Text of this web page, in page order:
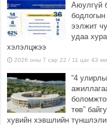
Аюулгүй
бодлогын
ээлжит
удаа
хэлэлцжээ
2026 оны 7 сар 22 / 11 цаг 43
“4
төв”
хувийн хэвшлийн